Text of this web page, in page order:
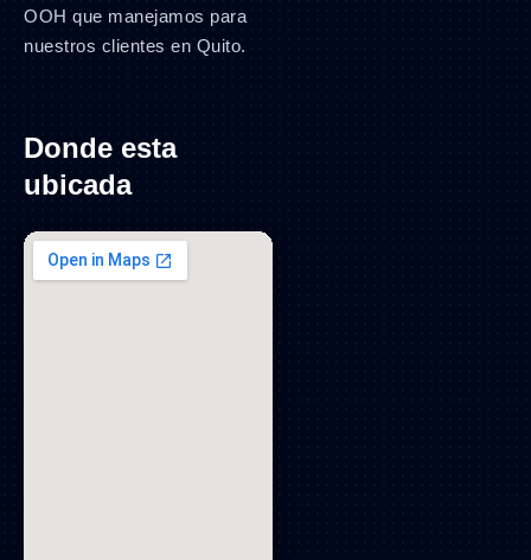
OOH que manejamos para
nuestros clientes en Quito.
Donde esta
ubicada